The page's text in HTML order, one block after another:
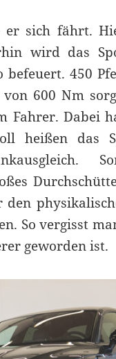
sich fährt.
wird das
450
600 Nm
Fahrer. Dabei
heißen das
So vergisst
geworden ist.